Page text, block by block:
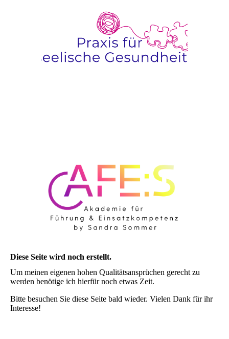
Diese Seite wird noch erstellt.
Um meinen eigenen hohen Qualitätsansprüchen gerecht zu
werden benötige ich hierfür noch etwas Zeit.
Bitte besuchen Sie diese Seite bald wieder. Vielen Dank für ihr
Interesse!